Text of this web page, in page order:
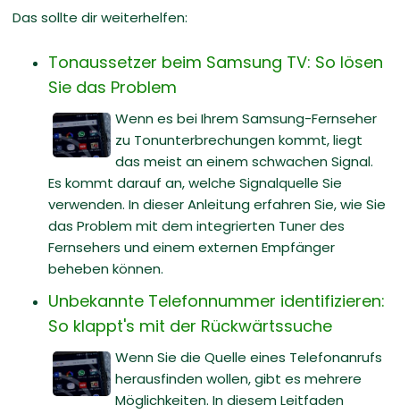
Das sollte dir weiterhelfen:
Tonaussetzer beim Samsung TV: So lösen
Sie das Problem
Wenn es bei Ihrem Samsung-Fernseher
zu Tonunterbrechungen kommt, liegt
das meist an einem schwachen Signal.
Es kommt darauf an, welche Signalquelle Sie
verwenden. In dieser Anleitung erfahren Sie, wie Sie
das Problem mit dem integrierten Tuner des
Fernsehers und einem externen Empfänger
beheben können.
Unbekannte Telefonnummer identifizieren:
So klappt's mit der Rückwärtssuche
Wenn Sie die Quelle eines Telefonanrufs
herausfinden wollen, gibt es mehrere
Möglichkeiten. In diesem Leitfaden